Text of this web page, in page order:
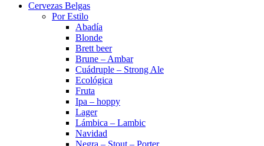
Cervezas Belgas
Por Estilo
Abadía
Blonde
Brett beer
Brune – Ambar
Cuádruple – Strong Ale
Ecológica
Fruta
Ipa – hoppy
Lager
Lámbica – Lambic
Navidad
Negra – Stout – Porter